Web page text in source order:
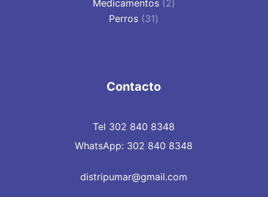
Medicamentos 2
Perros 3131
Contacto
Tel 302 840 8348
WhatsApp: 302 840 8348
distripumar@gmail.com